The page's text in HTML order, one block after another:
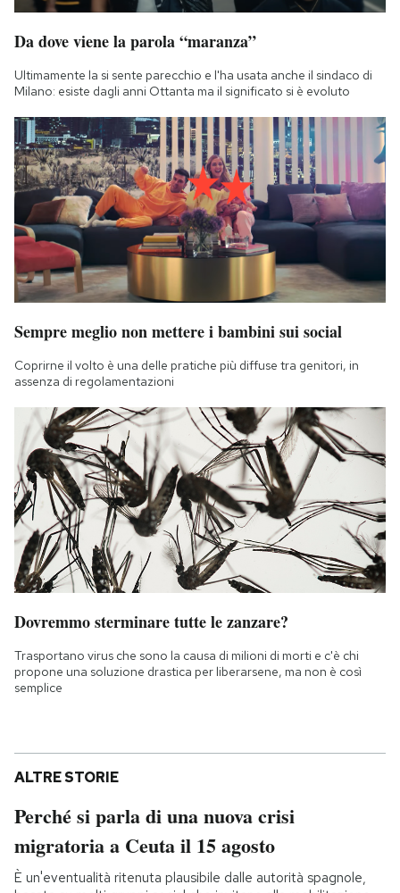
Da dove viene la parola “maranza”
Ultimamente la si sente parecchio e l'ha usata anche il sindaco di
Milano: esiste dagli anni Ottanta ma il significato si è evoluto
Sempre meglio non mettere i bambini sui social
Coprirne il volto è una delle pratiche più diffuse tra genitori, in
assenza di regolamentazioni
Dovremmo sterminare tutte le zanzare?
Trasportano virus che sono la causa di milioni di morti e c'è chi
propone una soluzione drastica per liberarsene, ma non è così
semplice
ALTRE STORIE
Perché si parla di una nuova crisi
migratoria a Ceuta il 15 agosto
È un'eventualità ritenuta plausibile dalle autorità spagnole,